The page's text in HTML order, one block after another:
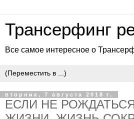
Трансерфинг
Все самое интересное о
вторник, 7 августа 2018 г.
ЕСЛИ НЕ